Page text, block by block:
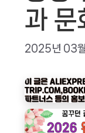
과 문
2025년 03